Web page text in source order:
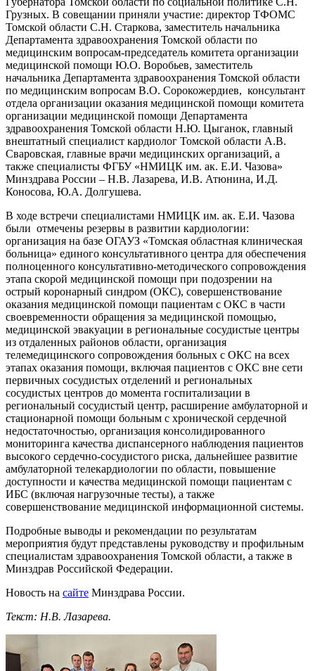
Грузных. В совещании приняли участие: директор ТФОМС
Томской области С.Н. Старкова, заместитель начальника
Департамента здравоохранения Томской области по
медицинским вопросам-председатель комитета организации
медицинской помощи Ю.О. Воробьев, заместитель
начальника Департамента здравоохранения Томской области
по медицинским вопросам В.О. Сорокожердиев, консультант
отдела организации оказания медицинской помощи комитета
организации медицинской помощи Департамента
здравоохранения Томской области Н.Ю. Цыганок, главный
внештатный специалист кардиолог Томской области А.В.
Сваровская, главные врачи медицинских организаций, а
также специалисты ФГБУ «НМИЦК им. ак. Е.И. Чазова»
Минздрава России – Н.В. Лазарева, И.В. Атюнина, И.Д.
Коносова, Ю.А. Долгушева.
В ходе встречи специалистами НМИЦК им. ак. Е.И. Чазова
были отмечены резервы в развитии кардиологии:
организация на базе ОГАУЗ «Томская областная клиническая
больница» единого консультативного центра для обеспечения
полноценного консультативно-методического сопровождения
этапа скорой медицинской помощи при подозрении на
острый коронарный синдром (ОКС), совершенствование
оказания медицинской помощи пациентам с ОКС в части
своевременности обращения за медицинской помощью,
медицинской эвакуации в региональные сосудистые центры
из отдаленных районов области, организация
телемедицинского сопровождения больных с ОКС на всех
этапах оказания помощи, включая пациентов с ОКС вне сети
первичных сосудистых отделений и региональных
сосудистых центров до момента госпитализации в
региональный сосудистый центр, расширение амбулаторной и
стационарной помощи больным с хронической сердечной
недостаточностью, организация консолидированного
мониторинга качества диспансерного наблюдения пациентов
высокого сердечно-сосудистого риска, дальнейшее развитие
амбулаторной телекардиологии по области, повышение
доступности и качества медицинской помощи пациентам с
ИБС (включая нагрузочные тесты), а также
совершенствование медицинской информационной системы.
Подробные выводы и рекомендации по результатам
мероприятия будут представлены руководству и профильным
специалистам здравоохранения Томской области, а также в
Минздрав Российской Федерации.
Новость на сайте Минздрава России.
Текст: Н.В. Лазарева.